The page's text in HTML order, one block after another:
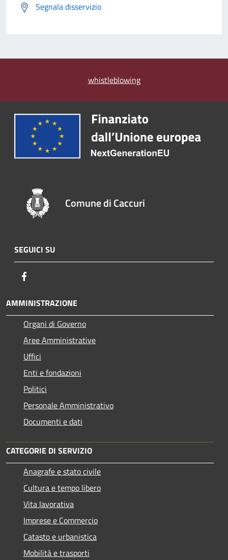
Segnala disservizio
whistleblowing
Comune di Caccuri
SEGUICI SU
AMMINISTRAZIONE
Organi di Governo
Aree Amministrative
Uffici
Enti e fondazioni
Politici
Personale Amministrativo
Documenti e dati
CATEGORIE DI SERVIZIO
Anagrafe e stato civile
Cultura e tempo libero
Vita lavorativa
Imprese e Commercio
Catasto e urbanistica
Mobilità e trasporti